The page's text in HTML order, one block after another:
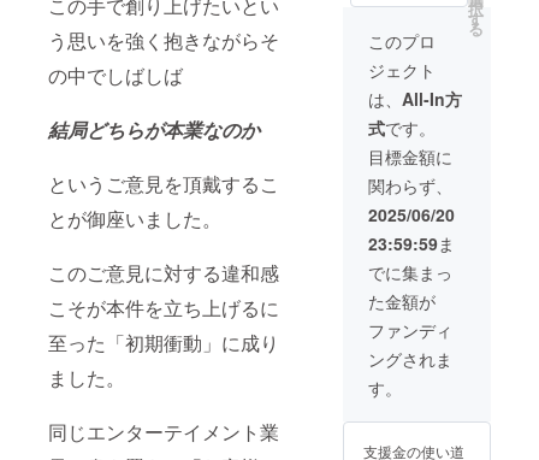
う思いを強く抱きながらそ
の中でしばしば
結局どちらが本業なのか
というご意見を頂戴するこ
とが御座いました。
このご意見に対する違和感
こそが本件を立ち上げるに
至った「初期衝動」に成り
ました。
同じエンターテイメント業
させて頂きま
す。 ※備考欄に
ご記載くださ
い。掲載を希望
されない場合は
無しとご記載く
ださい。
ケットを限定デ
ザインステッ
カー(7cm×4cm)
と共にお送り致
します。 ※日時
や上演回のご予
約方法に関しま
してはご案内を
同封致します。
②公演エンド
者様のお名前
（ハンドルネー
ム等可）を記載
させて頂きま
す。 ※備考欄に
ご記載くださ
い。掲載を希望
されない場合は
無しとご記載く
ださい。
択
す
る
このプロ
ジェクト
は、 All-In方
式です。
目標金額に
関わらず、
2025/06/20
23:59:59ま
でに集まっ
た金額が
ファンディ
ングされま
す。
支援金の使い道